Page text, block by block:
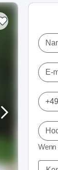
E-
Wenn